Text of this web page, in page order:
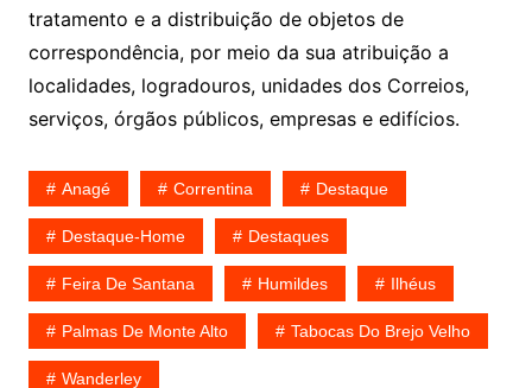
tratamento e a distribuição de objetos de
correspondência, por meio da sua atribuição a
localidades, logradouros, unidades dos Correios,
serviços, órgãos públicos, empresas e edifícios.
Anagé Correntina Destaque
Destaque-Home Destaques
Feira De Santana Humildes Ilhéus
Palmas De Monte Alto Tabocas Do Brejo Velho
Wanderley